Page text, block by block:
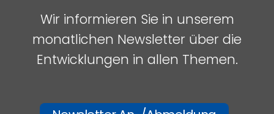
Wir informieren Sie in unserem
monatlichen Newsletter über die
Entwicklungen in allen Themen.